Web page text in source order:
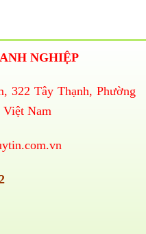
NGHIỆP
322 Tây Thạnh, Phường
Việt Nam